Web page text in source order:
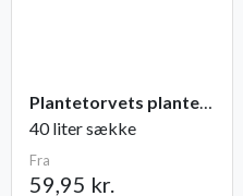
Plantetorvets plantejord
40 liter sække
Fra
59,95 kr.